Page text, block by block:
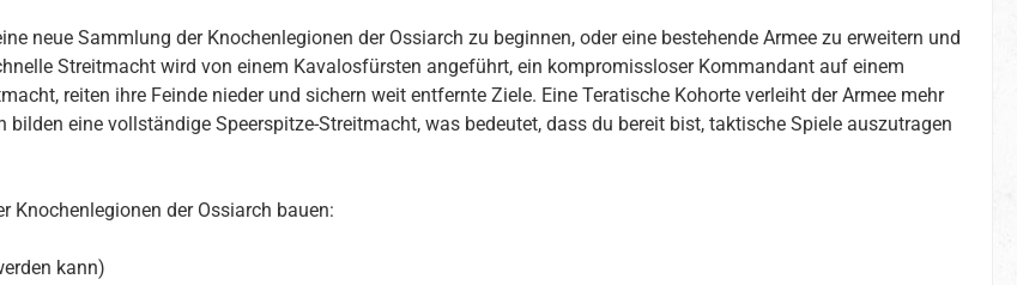
neue Sammlung der Knochenlegionen der Ossiarch zu beginnen, oder eine bestehende Armee zu erweitern und
Streitmacht wird von einem Kavalosfürsten angeführt, ein kompromissloser Kommandant auf einem
reiten ihre Feinde nieder und sichern weit entfernte Ziele. Eine Teratische Kohorte verleiht der Armee mehr
eine vollständige Speerspitze-Streitmacht, was bedeutet, dass du bereit bist, taktische Spiele auszutragen
der Ossiarch bauen:
kann)